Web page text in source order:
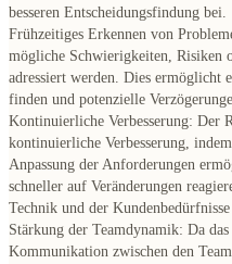
besseren Entscheidungsfindung bei.
Frühzeitiges Erkennen von
mögliche Schwierigkeiten, Risiken
adressiert werden. Dies ermöglicht
finden und potenzielle
Kontinuierliche Verbesserung: Der
kontinuierliche Verbesserung,
Anpassung der Anforderungen
schneller auf Veränderungen
Technik und der Kundenbedürfnisse
Stärkung der Teamdynamik: Da
Kommunikation zwischen den